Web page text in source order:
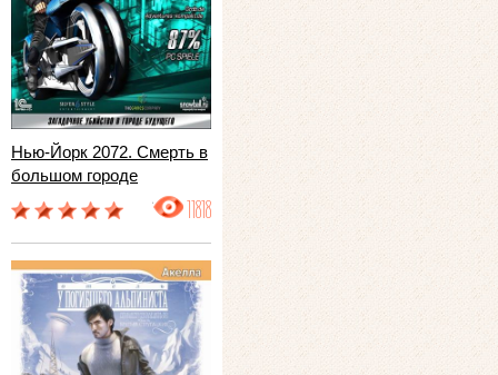
Нью-Йорк 2072. Смерть в
большом городе
11818